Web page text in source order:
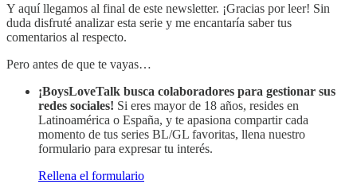
Y aquí llegamos al final de este newsletter. ¡Gracias por leer! Sin
duda disfruté analizar esta serie y me encantaría saber tus
comentarios al respecto.
Pero antes de que te vayas…
¡BoysLoveTalk busca colaboradores para gestionar sus
redes sociales! Si eres mayor de 18 años, resides en
Latinoamérica o España, y te apasiona compartir cada
momento de tus series BL/GL favoritas, llena nuestro
formulario para expresar tu interés.
Rellena el formulario